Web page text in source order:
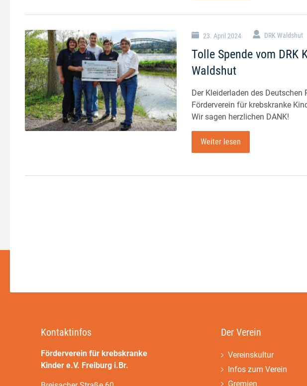
23. April 2024 DRK Waldshut
Tolle Spende vom DRK
Waldshut
Der Kleiderladen des Deutschen
Förderverein für krebskranke
Wir sagen herzlichen DANK!
Weiter lesen
Kontaktinfos
Förderverein für krebskranke
Kinder e.V. Freiburg i.Br.
Der Verein
Vereinskultur
Infos zum Verein
Gremien